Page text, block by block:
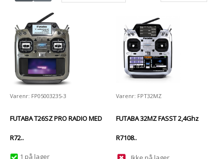
Varenr: FP05003235-3
FUTABA T26SZ PRO RADIO MED
R72..
1 på lager
Varenr: FPT32MZ
FUTABA 32MZ FASST 2,4Ghz
R7108..